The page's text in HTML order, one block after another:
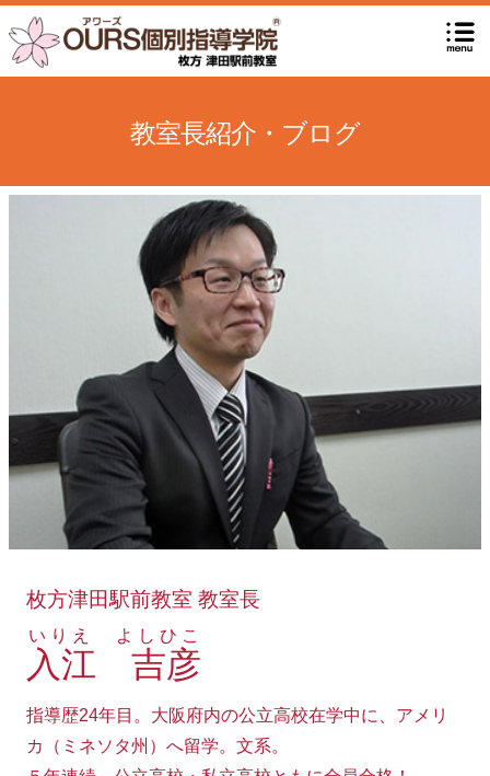
教室長紹介・ブログ
枚方津田駅前教室 教室長
入江 吉彦
いりえ よしひこ
指導歴24年目。大阪府内の公立高校在学中に、アメリ
カ（ミネソタ州）へ留学。文系。